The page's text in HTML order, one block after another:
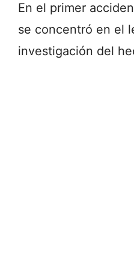
En el primer
se concentró en el
investigación del